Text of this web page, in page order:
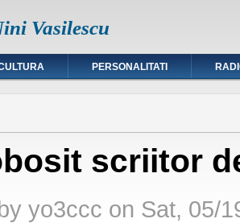
Vasilescu
PERSONALITATI
scriitor
yo3ccc on Sat, 05/